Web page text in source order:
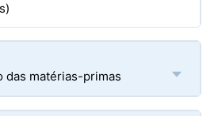
das matérias-primas